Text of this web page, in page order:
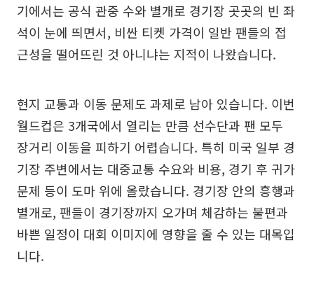
기에서는 공식 관중 수와 별개로 경기장 곳곳의 빈 좌
석이 눈에 띄면서, 비싼 티켓 가격이 일반 팬들의 접
근성을 떨어뜨린 것 아니냐는 지적이 나왔습니다.
현지 교통과 이동 문제도 과제로 남아 있습니다. 이번
월드컵은 3개국에서 열리는 만큼 선수단과 팬 모두
장거리 이동을 피하기 어렵습니다. 특히 미국 일부 경
기장 주변에서는 대중교통 수요와 비용, 경기 후 귀가
문제 등이 도마 위에 올랐습니다. 경기장 안의 흥행과
별개로, 팬들이 경기장까지 오가며 체감하는 불편과
바쁜 일정이 대회 이미지에 영향을 줄 수 있는 대목입
니다.